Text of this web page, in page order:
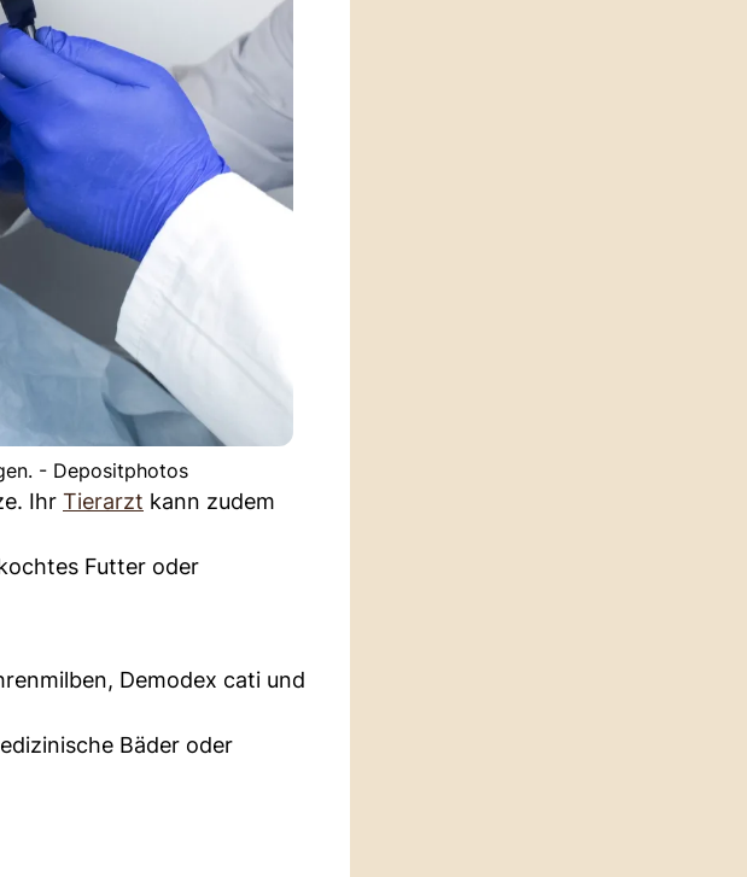
- Depositphotos
Ihr Tierarzt kann zudem
Futter oder
Demodex cati und
Bäder oder